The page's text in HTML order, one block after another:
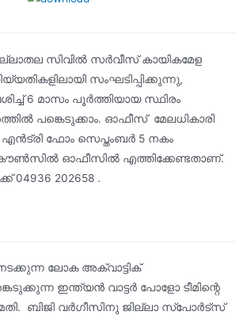
സിവിൽ സർവീസ് കായികമേള
സംഘടിപ്പിക്കുന്നു,
6 മാസം പൂർത്തിയായ സ്ഥിരം
പങ്കെടുക്കാം. ഓഫീസ് മേലധികാരി
ഫോം സെപ്തംബർ 5 നകം
ഓഫീസിൽ എത്തിക്കേണ്ടതാണ്.
202658 .
ലോക അക്വാട്ടിക്
ഇന്ത്യൻ വാട്ടർ പോളോ ടീമിന്റെ
ബിജി വർഗീസിനു ജില്ലാ സ്പോർട്സ്